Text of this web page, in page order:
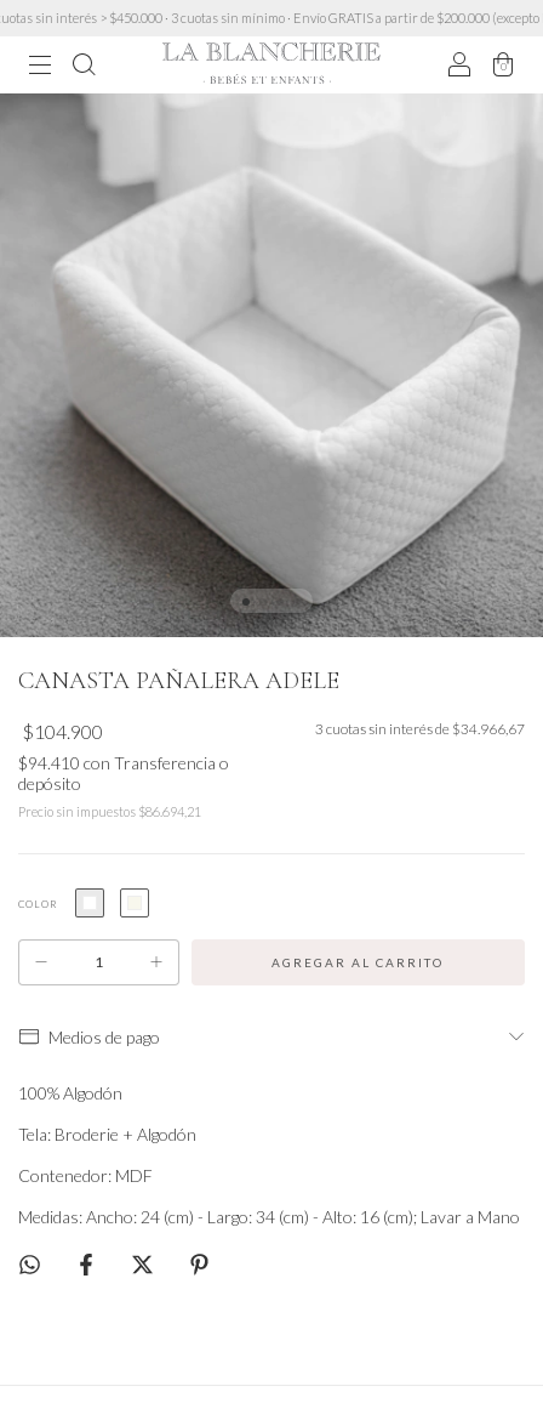
sin interés > $450.000 · 3 cuotas sin mínimo · Envío GRATIS a partir de $200.000 (excepto
0
CANASTA PAÑALERA ADELE
$104.900
$94.410 con Transferencia o
depósito
Precio sin impuestos $86.694,21
3 cuotas sin interés de $34.966,67
COLOR
Medios de pago
100% Algodón
Tela: Broderie + Algodón
Contenedor: MDF
Medidas: Ancho: 24 (cm) - Largo: 34 (cm) - Alto: 16 (cm); Lavar a Mano